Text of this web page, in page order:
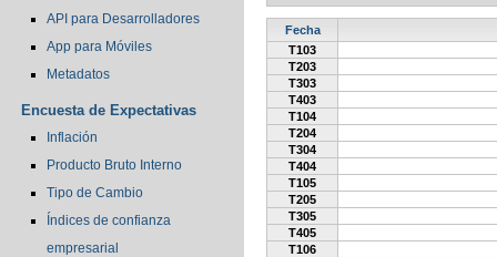
API para Desarrolladores
App para Móviles
Metadatos
Encuesta de Expectativas
Inflación
Producto Bruto Interno
Tipo de Cambio
Índices de confianza
empresarial
Fecha
T103
T203
T303
T403
T104
T204
T304
T404
T105
T205
T305
T405
T106